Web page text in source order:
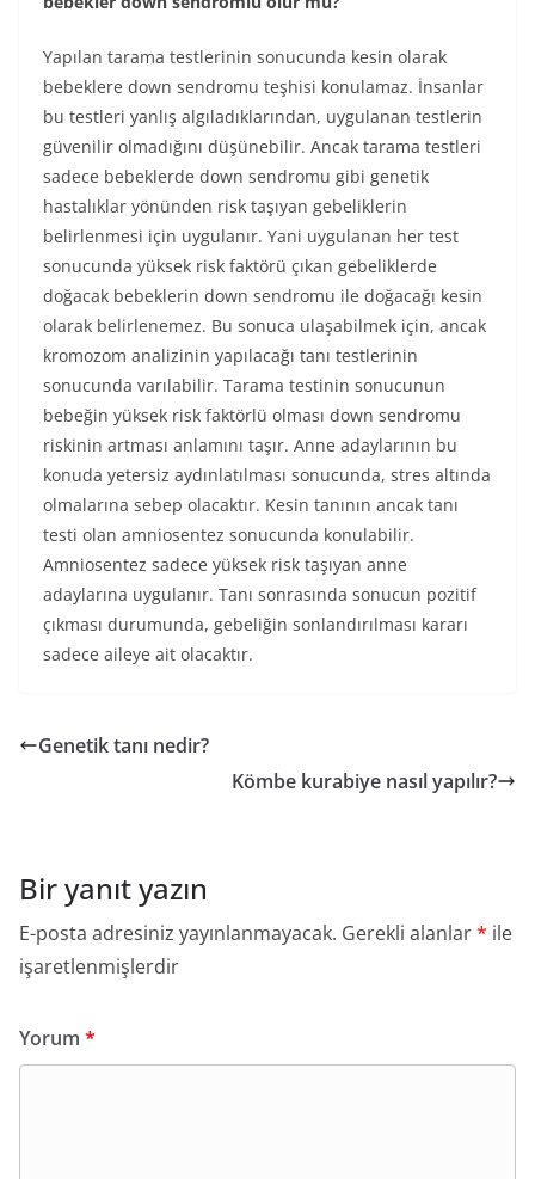
Yapılan tarama testlerinin sonucunda kesin olarak
bebeklere down sendromu teşhisi konulamaz. İnsanlar
bu testleri yanlış algıladıklarından, uygulanan testlerin
güvenilir olmadığını düşünebilir. Ancak tarama testleri
sadece bebeklerde down sendromu gibi genetik
hastalıklar yönünden risk taşıyan gebeliklerin
belirlenmesi için uygulanır. Yani uygulanan her test
sonucunda yüksek risk faktörü çıkan gebeliklerde
doğacak bebeklerin down sendromu ile doğacağı kesin
olarak belirlenemez. Bu sonuca ulaşabilmek için, ancak
kromozom analizinin yapılacağı tanı testlerinin
sonucunda varılabilir. Tarama testinin sonucunun
bebeğin yüksek risk faktörlü olması down sendromu
riskinin artması anlamını taşır. Anne adaylarının bu
konuda yetersiz aydınlatılması sonucunda, stres altında
olmalarına sebep olacaktır. Kesin tanının ancak tanı
testi olan amniosentez sonucunda konulabilir.
Amniosentez sadece yüksek risk taşıyan anne
adaylarına uygulanır. Tanı sonrasında sonucun pozitif
çıkması durumunda, gebeliğin sonlandırılması kararı
sadece aileye ait olacaktır.
Genetik tanı nedir?
Kömbe kurabiye nasıl yapılır?
Bir yanıt yazın
E-posta adresiniz yayınlanmayacak. Gerekli alanlar* ile
işaretlenmişlerdir
Yorum *